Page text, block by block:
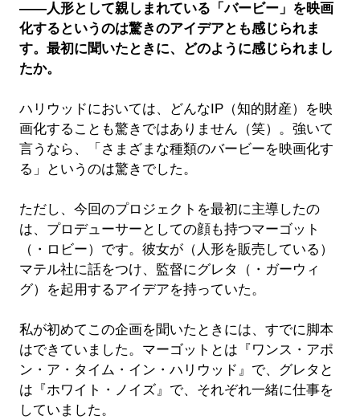
――人形として親しまれている「バービー」を映画
化するというのは驚きのアイデアとも感じられま
す。最初に聞いたときに、どのように感じられまし
たか。
ハリウッドにおいては、どんなIP（知的財産）を映
画化することも驚きではありません（笑）。強いて
言うなら、「さまざまな種類のバービーを映画化す
る」というのは驚きでした。
ただし、今回のプロジェクトを最初に主導したの
は、プロデューサーとしての顔も持つマーゴット
（・ロビー）です。彼女が（人形を販売している）
マテル社に話をつけ、監督にグレタ（・ガーウィ
グ）を起用するアイデアを持っていた。
私が初めてこの企画を聞いたときには、すでに脚本
はできていました。マーゴットとは『ワンス・アポ
ン・ア・タイム・イン・ハリウッド』で、グレタと
は『ホワイト・ノイズ』で、それぞれ一緒に仕事を
していました。